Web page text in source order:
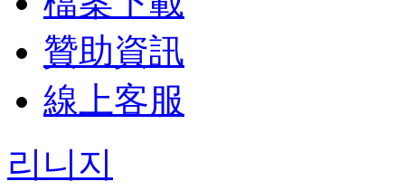
贊助資訊
線上客服
리니지